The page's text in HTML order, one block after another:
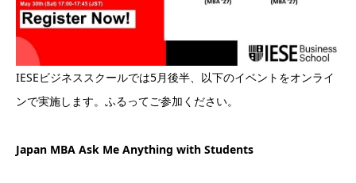
IESEビジネススクールでは5月後半、以下のイベントをオンライ
ンで実施します。ふるってご参加ください。
Japan MBA Ask Me Anything with Students